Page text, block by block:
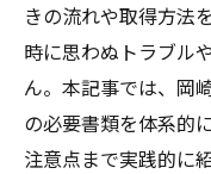
きの流れや取得方法
時に思わぬトラブル
ん。本記事では、岡
の必要書類を体系的
注意点まで実践的に